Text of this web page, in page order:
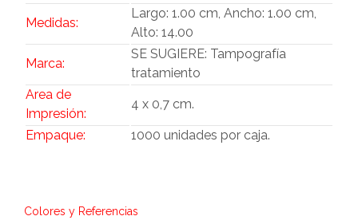
Medidas:
Largo: 1.00 cm, Ancho: 1.00 cm,
Alto: 14.00
Marca:
SE SUGIERE: Tampografía
tratamiento
Area de
Impresión:
4 x 0,7 cm.
Empaque: 1000 unidades por caja.
Colores y Referencias